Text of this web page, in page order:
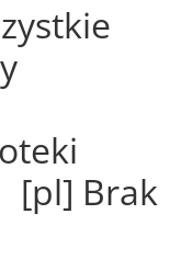
[pl] Brak